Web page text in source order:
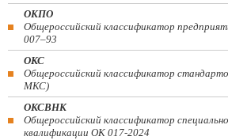
ОКПО
Общероссийский классификатор
007–93
ОКС
Общероссийский классификатор
МКС)
ОКСВНК
Общероссийский классификатор
квалификации ОК 017-2024